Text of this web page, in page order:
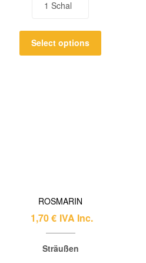
Select options
ROSMARIN
1,70€ IVA Inc.
Sträußen